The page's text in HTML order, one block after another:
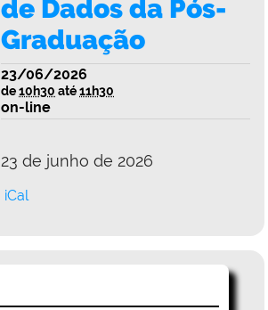
de Dados da Pós-
Graduação
23/06/2026
de10h30 até11h30
on-line
23 de junho de 2026
iCal